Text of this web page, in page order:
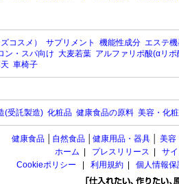
コスメ） サプリメント 機能性成分 エステ
ン・スパ向け 大麦若葉 アルファリポ酸(αリポ
車椅子
(受託製造) 化粧品 健康食品の原料 美容・化
健康食品 自然食品 健康用品・器具 美容
ホーム
プレスリリース
サ
Cookieポリシー
利用規約 個人情報